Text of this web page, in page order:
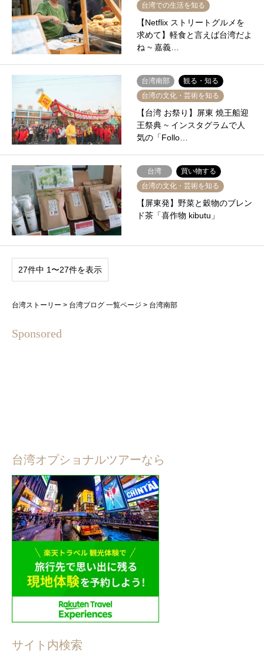
台湾での生活を知る
【Netflix ストリートグルメを
求めて】軽食と言えば台湾だよ
ね ~ 嘉義…
台湾南部
観る・知る
台湾の文化・芸術を知る
【台湾 お祭り】屏東 燒王船迎
王祭典 ~ インスタグラムで人
気の「Follo…
台湾
買い物する
台湾の文化・芸術を知る
【屏東発】野菜と穀物のブレン
ド茶「喜作物 kibutu」
27件中 1〜27件を表示
台湾ストーリー > 台湾ブログ 一覧ページ > 台湾南部
Sponsored
台湾オプショナルツアーなら
サイト内検索